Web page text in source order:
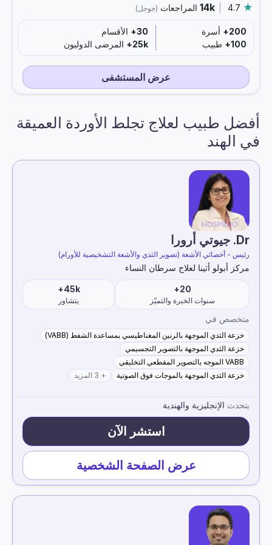
14kالمراجعات (جوجل)
200+ أسرة 30+
الأقسام
100+
طبيب 25k+ المرضى الدوليون
عرض المستشفى
أفضل طبيب لعلاج تجلط الأوردة العميقة
في الهند
Dr. جيوتي أرورا
رئيس - أخصائي الأشعة (تصوير الثدي والأشعة التشخيصية للأورام)
مركز أبولو أثينا لعلاج سرطان النساء
20+
سنوات الخبرة والتميّز
45k+
يتشاور
متخصص في
خزعة الثدي الموجهة بالرنين المغناطيسي بمساعدة الشفط (VABB)
خزعة الثدي الموجهة بالتصوير التجسيمي
VABB الموجه بالتصوير المقطعي التخليقي
خزعة الثدي الموجهة بالموجات فوق الصوتية
+ 3 المزيد
يتحدث الإنجليزية والهندية
استشر الآن
عرض الصفحة الشخصية